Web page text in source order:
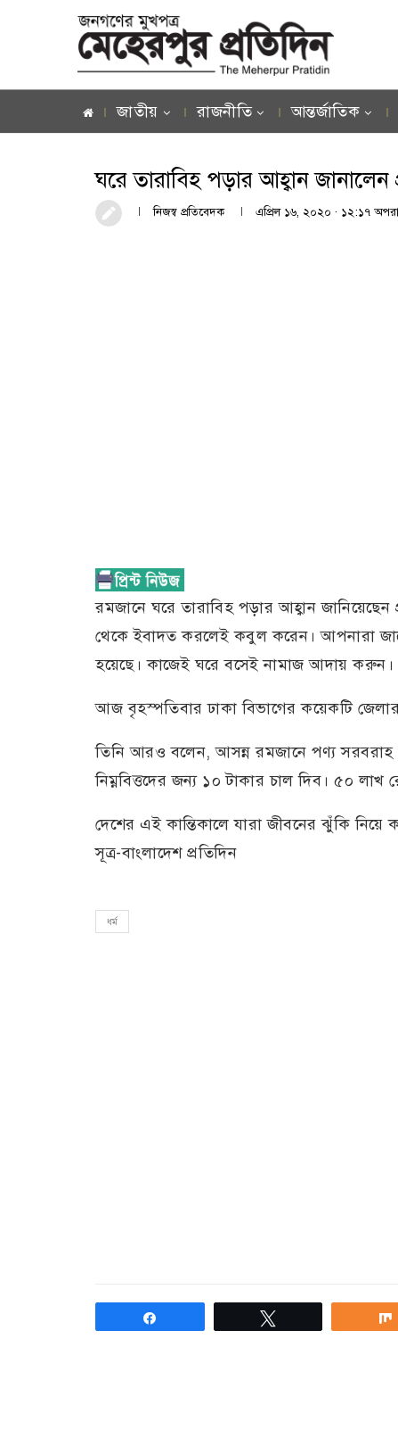
জাতীয় রাজনীতি আন্তর্জাতিক
ঘরে তারাবিহ পড়ার আহ্বান জানালেন
নিজস্ব প্রতিবেদক এপ্রিল ১৬, ২০২০ · ১২:১৭
রমজানে ঘরে তারাবিহ পড়ার আহ্বান জানিয়েছেন
থেকে ইবাদত করলেই কবুল করেন। আপনারা
হয়েছে। কাজেই ঘরে বসেই নামাজ আদায় করুন।
আজ বৃহস্পতিবার ঢাকা বিভাগের কয়েকটি
তিনি আরও বলেন, আসন্ন রমজানে পণ্য সরবরাহ
নিম্নবিত্তদের জন্য ১০ টাকার চাল দিব। ৫০
দেশের এই কান্তিকালে যারা জীবনের ঝুঁকি নিয়ে
সূত্র-বাংলাদেশ প্রতিদিন
ধর্ম